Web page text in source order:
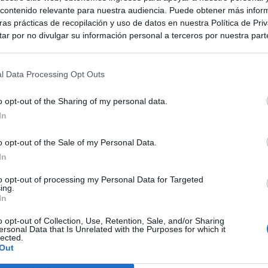
relevante para nuestra audiencia. Puede obtener más
prácticas de recopilación y uso de datos en nuestra Política de
por no divulgar su información personal a terceros por nuestra
en la información personal utilizada por nosotros o en
por no participar en la divulgación adicional de su información
en la Lista de participantes intermedios de la IAB.
Data Processing Opt Outs
opt-out of the Sharing of my personal data.
opt-out of the Sale of my Personal Data.
opt-out of processing my Personal Data for Targeted
opt-out of Collection, Use, Retention, Sale, and/or Sharing
Data that Is Unrelated with the Purposes for which it